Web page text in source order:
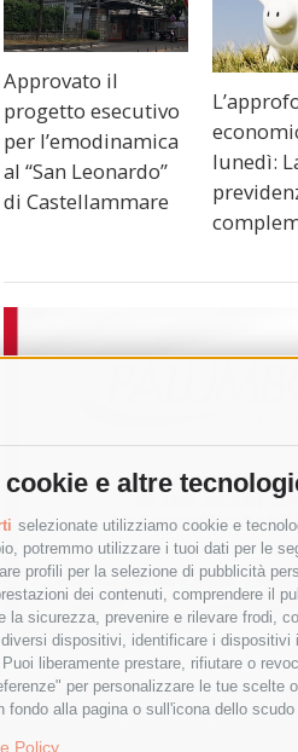
e altre
selezionate utilizziamo cookie e
potremmo utilizzare i tuoi dati per le
profili per la selezione di pubblicità
dei contenuti, comprendere il
la sicurezza, prevenire e rilevare frodi,
dispositivi, identificare i
liberamente prestare, rifiutare o
per personalizzare le tue
fondo alla pagina o sull'icona dello
Policy
Approvato il
progetto esecutivo
per l’emodinamica
al “San Leonardo”
di Castellammare
lunedì:
© 2015 SorrentoPress. All rights
Privacy policy